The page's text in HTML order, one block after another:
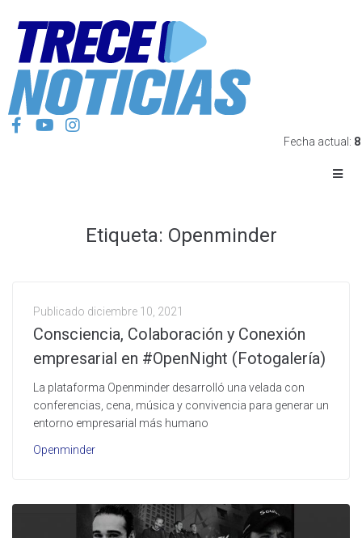
Fecha actual:
Etiqueta: Openminder
Publicado diciembre 10, 2021
Consciencia, Colaboración y Conexión
empresarial en #OpenNight (Fotogalería)
La plataforma Openminder desarrolló una velada con
conferencias, cena, música y convivencia para generar un
entorno empresarial más humano
Openminder